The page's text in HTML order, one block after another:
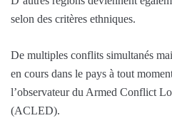
selon des critères ethniques.
De multiples conflits simultanés
en cours dans le pays à tout
l’observateur du Armed Conflict
(ACLED).